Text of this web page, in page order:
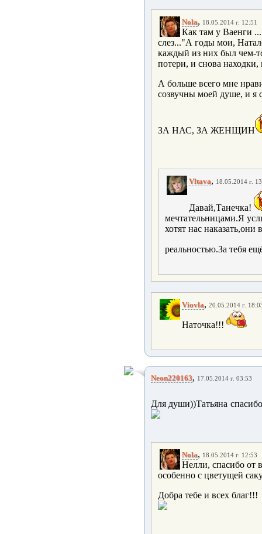
Nola, 18.05.2014 г. 12:51
Как там у Ваенги
слез..."А годы мои,
каждый из них был чем-
потери, и снова
А больше всего мне
созвучны моей душе, и я
ЗА НАС, ЗА ЖЕНЩИН
Vltava, 18.05.2014 г.
Давай,Танечка!
мечтательницами.Я
хотят нас
реальностью.За тебя
Viovla, 20.05.2014 г.
Наточка!!!
Neon220163, 17.05.2014 г. 03:53
Для души))Татьяна
Nola, 18.05.2014 г. 12:53
Нелли, спасибо от
особенно с цветущей
Добра тебе и всех благ!!!